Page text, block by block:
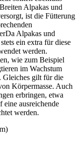
Alpakas und
ist die Fütterung
Alpakas und
ein extra für diese
werden.
wie zum Beispiel
im Wachstum
Gleiches gilt für die
Körpermasse. Auch
erbringen, etwa
ausreichende
werden.